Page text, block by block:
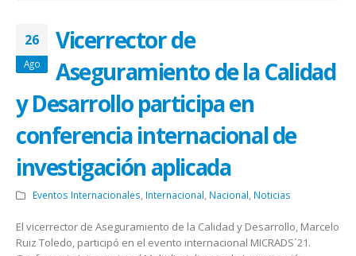
26
Ago
Vicerrector de
Aseguramiento de la Calidad
y Desarrollo participa en
conferencia internacional de
investigación aplicada
Eventos Internacionales, Internacional, Nacional, Noticias
El vicerrector de Aseguramiento de la Calidad y Desarrollo, Marcelo
Ruiz Toledo, participó en el evento internacional MICRADS´21.